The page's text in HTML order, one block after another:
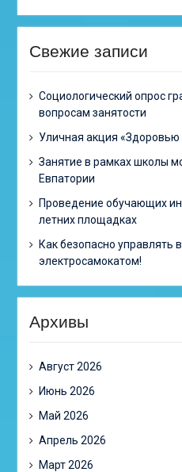
Свежие записи
Cоциологический опрос
вопросам занятости
Уличная акция
Занятие в рамках школы
Евпатории
Проведение обучающих
летних площадках
Как безопасно управлять
электросамокатом!
Архивы
Август 2026
Июнь 2026
Май 2026
Апрель 2026
Март 2026